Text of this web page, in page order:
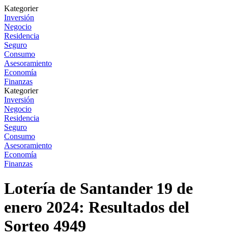
Kategorier
Inversión
Negocio
Residencia
Seguro
Consumo
Asesoramiento
Economía
Finanzas
Kategorier
Inversión
Negocio
Residencia
Seguro
Consumo
Asesoramiento
Economía
Finanzas
Lotería de Santander 19 de
enero 2024: Resultados del
Sorteo 4949